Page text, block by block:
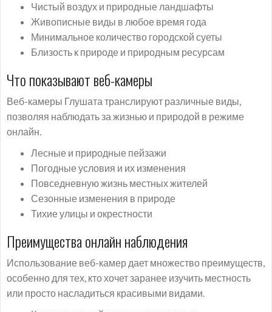
Чистый воздух и природные ландшафты
Живописные виды в любое время года
Минимальное количество городской суеты
Близость к природе и природным ресурсам
Что показывают веб-камеры
Веб-камеры Глушата транслируют различные виды,
позволяя наблюдать за жизнью и природой в режиме
онлайн.
Лесные и природные пейзажи
Погодные условия и их изменения
Повседневную жизнь местных жителей
Сезонные изменения в природе
Тихие улицы и окрестности
Преимущества онлайн наблюдения
Использование веб-камер дает множество преимуществ,
особенно для тех, кто хочет заранее изучить местность
или просто насладиться красивыми видами.